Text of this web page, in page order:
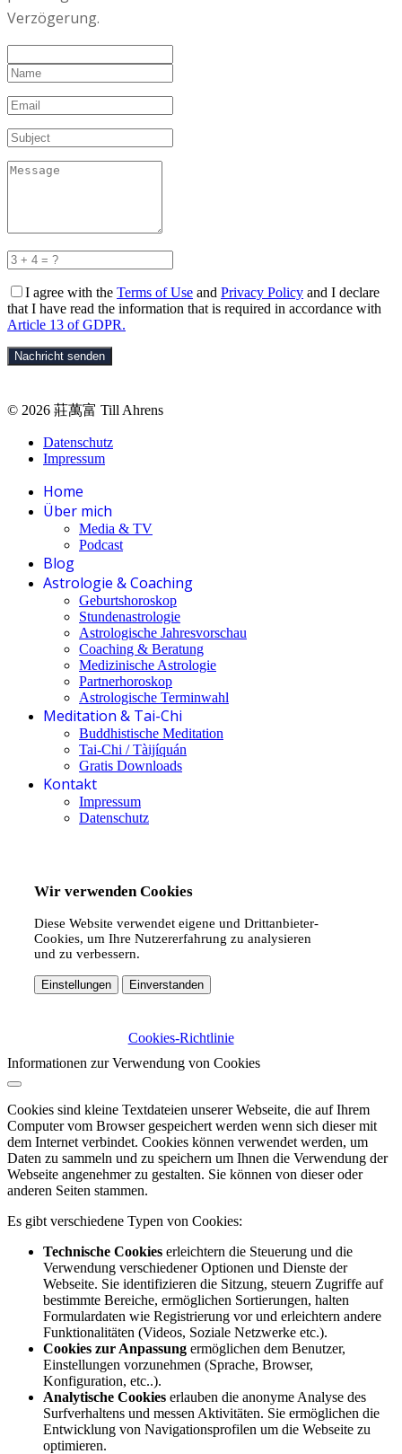
Verzögerung.
I agree with the Terms of Use and Privacy Policy and I declare
that I have read the information that is required in accordance with
Article 13 of GDPR.
Nachricht senden
© 2026 莊萬富 Till Ahrens
Datenschutz
Impressum
Home
Über mich
Media & TV
Podcast
Blog
Astrologie & Coaching
Geburtshoroskop
Stundenastrologie
Astrologische Jahresvorschau
Coaching & Beratung
Medizinische Astrologie
Partnerhoroskop
Astrologische Terminwahl
Meditation & Tai-Chi
Buddhistische Meditation
Tai-Chi / Tàijíquán
Gratis Downloads
Kontakt
Impressum
Datenschutz
Wir verwenden Cookies
Diese Website verwendet eigene und Drittanbieter-
Cookies, um Ihre Nutzererfahrung zu analysieren
und zu verbessern.
Einstellungen Einverstanden
Cookies-Richtlinie
Informationen zur Verwendung von Cookies
Cookies sind kleine Textdateien unserer Webseite, die auf Ihrem
Computer vom Browser gespeichert werden wenn sich dieser mit
dem Internet verbindet. Cookies können verwendet werden, um
Daten zu sammeln und zu speichern um Ihnen die Verwendung der
Webseite angenehmer zu gestalten. Sie können von dieser oder
anderen Seiten stammen.
Es gibt verschiedene Typen von Cookies:
Technische Cookies erleichtern die Steuerung und die
Verwendung verschiedener Optionen und Dienste der
Webseite. Sie identifizieren die Sitzung, steuern Zugriffe auf
bestimmte Bereiche, ermöglichen Sortierungen, halten
Formulardaten wie Registrierung vor und erleichtern andere
Funktionalitäten (Videos, Soziale Netzwerke etc.).
Cookies zur Anpassung ermöglichen dem Benutzer,
Einstellungen vorzunehmen (Sprache, Browser,
Konfiguration, etc..).
Analytische Cookies erlauben die anonyme Analyse des
Surfverhaltens und messen Aktivitäten. Sie ermöglichen die
Entwicklung von Navigationsprofilen um die Webseite zu
optimieren.